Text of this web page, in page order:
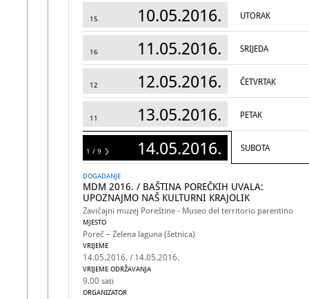
15 10.05.2016. UTORAK
16 11.05.2016. SRIJEDA
12 12.05.2016. ČETVRTAK
11 13.05.2016. PETAK
9 14.05.2016. SUBOTA
1 / 9
DOGADANJE
MDM 2016. / BAŠTINA POREČKIH UVALA:
UPOZNAJMO NAŠ KULTURNI KRAJOLIK
Zavičajni muzej Poreštine - Museo del territorio parentino
MJESTO
Poreč – Zelena laguna (šetnica)
VRIJEME
14.05.2016. / 14.05.2016.
VRIJEME ODRŽAVANJA
9.00 sati
ORGANIZATOR